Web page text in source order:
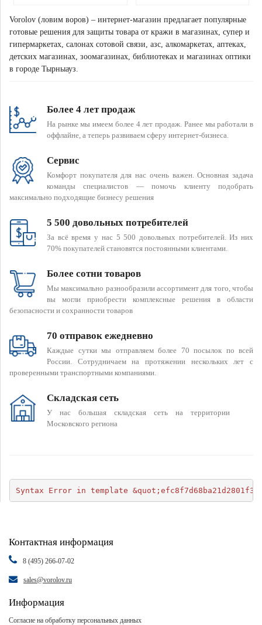
Vorolov (ловим воров) – интернет-магазин предлагает популярные
готовые решения для защиты товара от кражи в магазинах, супер и
гипермаркетах, салонах сотовой связи, азс, алкомаркетах, аптеках,
детских магазинах, зоомагазинах, библиотеках и магазинах оптики
в городе Тырныауз.
Более 4 лет продаж
На рынке мы имеем более 4 лет продаж. Ранее мы работали в
оффлайне, а теперь развиваем сферу интернет-бизнеса.
Сервис
Комфорт покупателя для нас очень важен. Основная задача
команды специалистов — помочь клиенту подобрать
максимально подходящие бизнесу решения
5 500 довольных потребителей
За всё время у нас 5 500 довольных потребителей. Из них
70% покупателей становятся постоянными клиентами.
Более сотни товаров
Мы максимально разнообразили ассортимент для того, чтобы
вы могли приобрести комплексные решения в области
безопасности и сохранности товаров
70 отправок ежедневно
Каждые сутки мы отправляем более 70 посылок по всей
России. Сотрудничаем на протяжении нескольких лет с
проверенными транспортными компаниями.
Складская сеть
У нас большая складская сеть на территории
Московского региона
Syntax Error in template
Контактная информация
8 (495) 266-07-02
sales@vorolov.ru
Информация
Согласие на обработку персональных данных